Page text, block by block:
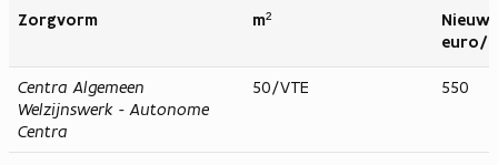
Zorgvorm m²
euro/
Centra Algemeen
Welzijnswerk - Autonome
Centra
50/VTE 550